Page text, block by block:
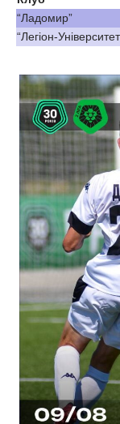
“Ладомир”
“Легіон-